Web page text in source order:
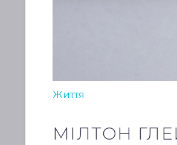
Життя
МІЛТОН